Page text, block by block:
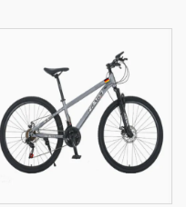
Adulti Uomo Donna a
Velocità Variabile in
Acciaio per Studenti
Guida Esterna